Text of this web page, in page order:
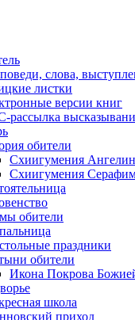
слова,
листки
версии книг
обители
Схиигумения
Схиигумения
обители
праздники
обители
Икона Покрова
школа
приход